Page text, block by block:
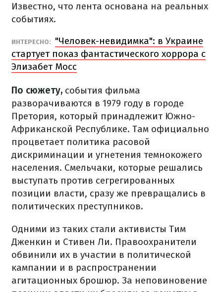
Известно, что лента основана на реальных
событиях.
ИНТЕРЕСНО:
"Человек-невидимка": в Украине
стартует показ фантастического хоррора с
Элизабет Мосс
По сюжету, события фильма
разворачиваются в 1979 году в городе
Претория, который принадлежит Южно-
Африканской Республике. Там официально
процветает политика расовой
дискриминации и угнетения темнокожего
населения. Смельчаки, которые решались
выступать против сегрегированных
позиции власти, сразу же превращались в
политических преступников.
Одними из таких стали активисты Тим
Дженкин и Стивен Ли. Правоохранители
обвинили их в участии в политической
кампании и в распространении
агитационных брошюр. За неповиновение